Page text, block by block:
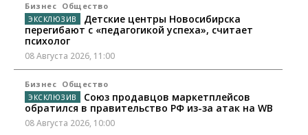
Бизнес Общество
Детские центры Новосибирска
перегибают с «педагогикой успеха», считает
психолог
08 Августа 2026, 11:00
Бизнес Общество
Союз продавцов маркетплейсов
обратился в правительство РФ из-за атак на WB
08 Августа 2026, 10:00